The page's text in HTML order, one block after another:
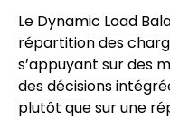
Le Dynamic Load
répartition des
s’appuyant sur des
des décisions
plutôt que sur une